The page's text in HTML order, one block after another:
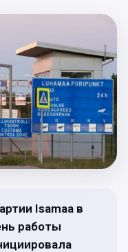
Isamaa в
работы